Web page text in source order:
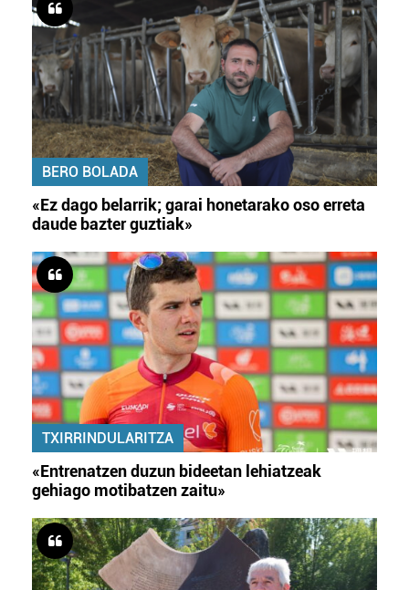
BERO BOLADA
«Ez dago belarrik; garai honetarako oso erreta
daude bazter guztiak»
TXIRRINDULARITZA
«Entrenatzen duzun bideetan lehiatzeak
gehiago motibatzen zaitu»